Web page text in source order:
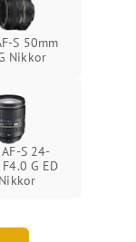
S 50mm
Nikkor
S 24-
G ED